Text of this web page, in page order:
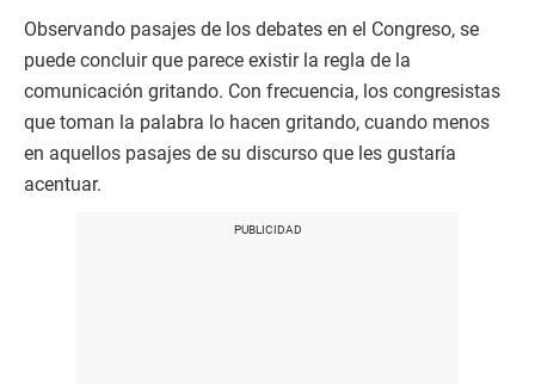
Observando pasajes de los debates en el Congreso, se
puede concluir que parece existir la regla de la
comunicación gritando. Con frecuencia, los congresistas
que toman la palabra lo hacen gritando, cuando menos
en aquellos pasajes de su discurso que les gustaría
acentuar.